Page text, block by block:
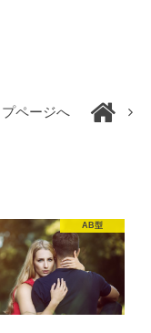
プページへ
AB型